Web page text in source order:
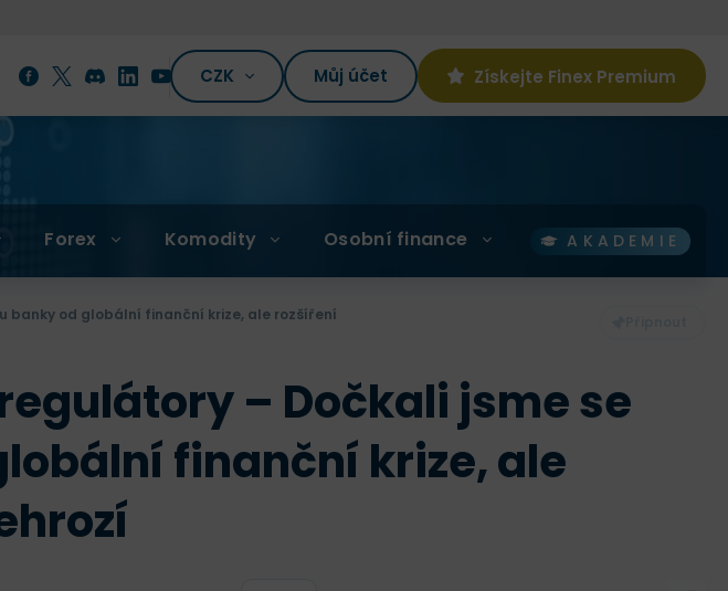
CZK Můj účet Získejte Finex Premium
Forex Komodity Osobní finance AKADEMIE
banky od globální finanční krize, ale rozšíření
– Dočkali jsme se
finanční krize, ale